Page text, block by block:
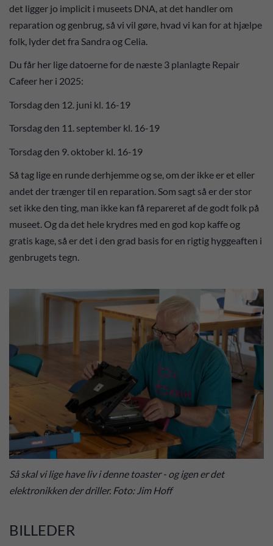
det ligger jo implicit i museets DNA, at det handler om
reparation og genbrug, så vi vil gøre, hvad vi kan for at hjælpe
folk, lyder det fra Sandra og Celia.
Du får her lige datoerne for de næste 3 planlagte Repair
Cafeer her i 2025:
Torsdag den 12. juni kl. 16-19
Torsdag den 11. september kl. 16-19
Torsdag den 9. oktober kl. 16-19
Så tag lige en runde derhjemme og se, om der ikke er et eller
andet der trænger til en reparation. Som sagt så er der stor
set ikke den ting, man ikke kan få repareret af de godt folk på
museet. Og da det hele krydres med en god kop kaffe og
gratis kage, så er det i den grad basis for en rigtig hyggeaften i
genbrugets tegn.
Så skal vi lige have liv i denne toaster - og igen er det
elektronikken der driller. Foto: Jim Hoff
BILLEDER